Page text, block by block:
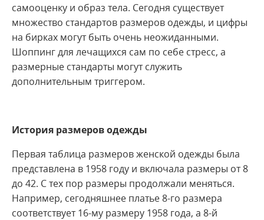
самооценку и образ тела. Сегодня существует
множество стандартов размеров одежды, и цифры
на бирках могут быть очень неожиданными.
Шоппинг для лечащихся сам по себе стресс, а
размерные стандарты могут служить
дополнительным триггером.
История размеров одежды
Первая таблица размеров женской одежды была
представлена ​​в 1958 году и включала размеры от 8
до 42. С тех пор размеры продолжали меняться.
Например, сегодняшнее платье 8-го размера
соответствует 16-му размеру 1958 года, а 8-й